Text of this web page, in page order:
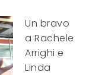
Un bravo
a Rachele
Arrighi e
Linda